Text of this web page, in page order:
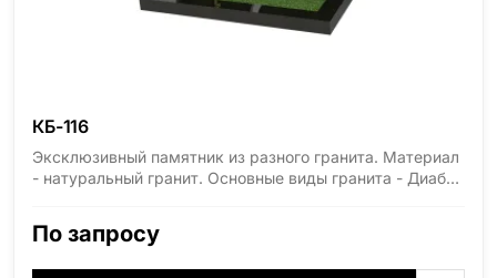
КБ-116
Эксклюзивный памятник из разного гранита. Материал
- натуральный гранит. Основные виды гранита - Диабаз
(Украина, Житомерская область), Лабродарит
По запросу